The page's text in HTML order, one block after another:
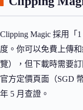
Clipping Magic 採用「
度。你可以免費上傳
覽），但下載時需要
官方定價頁面（SGD
年 5 月查證。